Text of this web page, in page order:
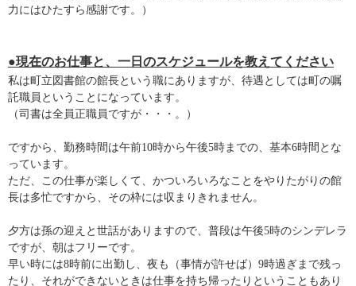
力にはひたすら感謝です。）
●現在のお仕事と、一日のスケジュールを教えてください
私は町立図書館の館長という職にありますが、待遇としては町の嘱
託職員ということになっています。
（司書は全員正職員ですが・・・。）
ですから、勤務時間は午前10時から午後5時までの、基本6時間とな
っています。
ただ、この仕事が楽しくて、かついろいろなことをやりたがりの館
長は多忙ですから、その枠には収まりきれません。
夕方は孫の迎えと世話がありますので、普段は午後5時のシンデレラ
ですが、朝はフリーです。
早い時には8時前に出勤し、夜も（事情が許せば）9時過ぎまで残っ
たり、それができないときは仕事を持ち帰ったりということもあり